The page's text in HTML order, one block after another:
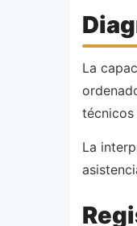
La
técnicos
La